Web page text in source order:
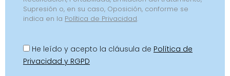
Supresión o, en su caso, Oposición, conforme se
indica en la Política de Privacidad.
He leído y acepto la cláusula de Política de
Privacidad y RGPD